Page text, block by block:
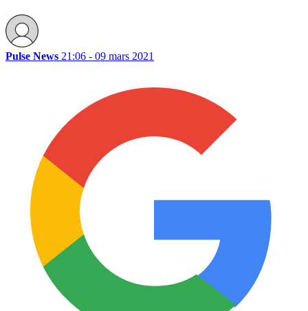
Pulse News 21:06 - 09 mars 2021